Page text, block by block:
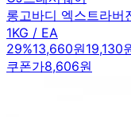
롱고바디 엑스트라버
1KG / EA
29%13,660원19,130
쿠폰가8,606원